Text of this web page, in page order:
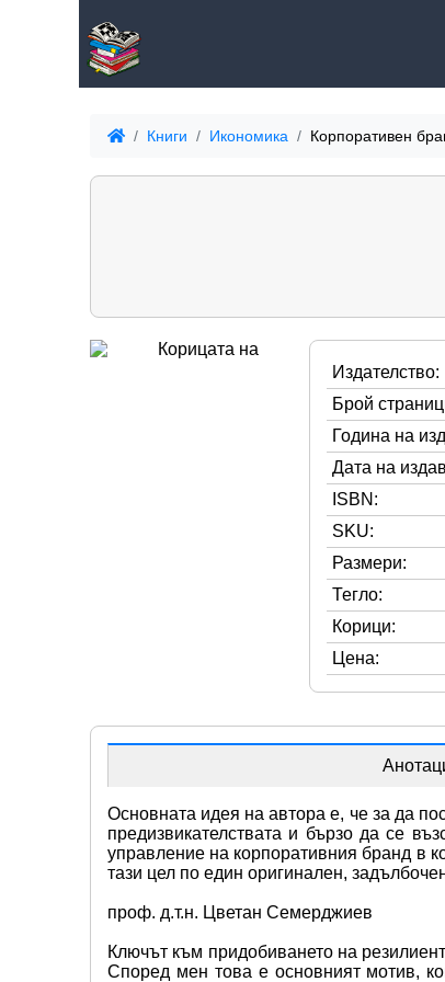
Книги Икономика Корпоративен
Издателство:
Брой
Година на
Дата на
ISBN:
SKU:
Размери:
Тегло:
Корици:
Цена:
Основната идея на автора е, че за да
предизвикателствата и бързо да се
управление на корпоративния бранд в
тази цел по един оригинален,
проф. д.т.н. Цветан Семерджиев
Ключът към придобиването на
Според мен това е основният мотив,